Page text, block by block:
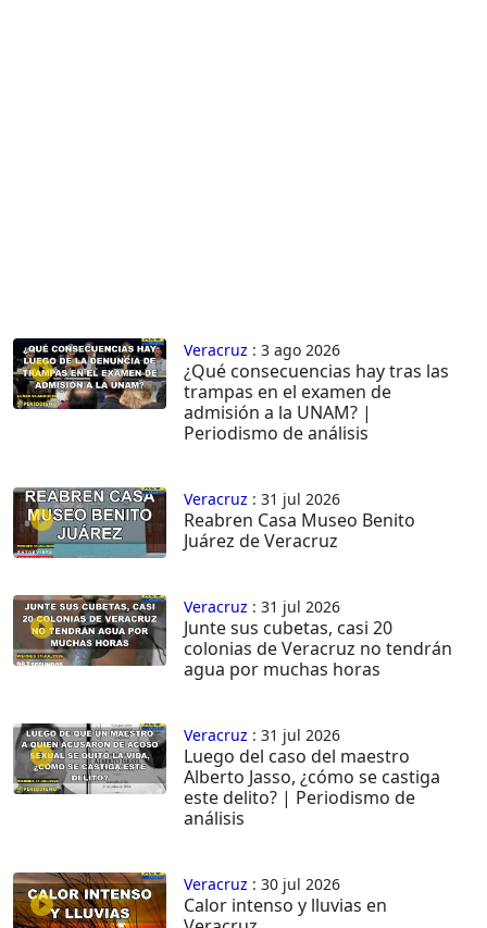
Veracruz : 3 ago 2026
¿Qué consecuencias hay tras las
trampas en el examen de
admisión a la UNAM? |
Periodismo de análisis
Veracruz : 31 jul 2026
Reabren Casa Museo Benito
Juárez de Veracruz
Veracruz : 31 jul 2026
Junte sus cubetas, casi 20
colonias de Veracruz no tendrán
agua por muchas horas
Veracruz : 31 jul 2026
Luego del caso del maestro
Alberto Jasso, ¿cómo se castiga
este delito? | Periodismo de
análisis
Veracruz : 30 jul 2026
Calor intenso y lluvias en